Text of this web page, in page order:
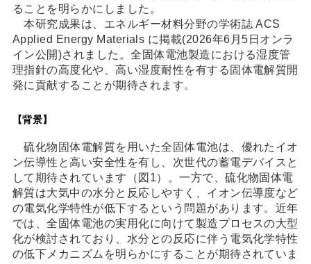
ることを明らかにしました。
本研究成果は、エネルギー材料分野の学術誌 ACS
Applied Energy Materials に掲載(2026年6月5日オンラ
イン公開)されました。全固体電池製造における湿度管
理指針の高度化や、高い湿度耐性を有する固体電解質開
発に貢献することが期待されます。
【背景】
硫化物固体電解質を用いた全固体電池は、優れたイオ
ン伝導性と高い安全性を有し、次世代の蓄電デバイスと
して期待されています（図1）。一方で、硫化物固体電
解質は大気中の水分と反応しやすく、イオン伝導度など
の電気化学特性が低下するという問題があります。近年
では、全固体電池の実用化に向けて製造プロセスの大型
化が検討されており、水分との反応に伴う電気化学特性
の低下メカニズムを明らかにすることが期待されていま